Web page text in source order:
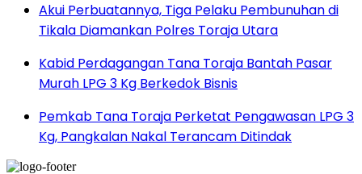
Akui Perbuatannya, Tiga Pelaku Pembunuhan di
Tikala Diamankan Polres Toraja Utara
Kabid Perdagangan Tana Toraja Bantah Pasar
Murah LPG 3 Kg Berkedok Bisnis
Pemkab Tana Toraja Perketat Pengawasan LPG 3
Kg, Pangkalan Nakal Terancam Ditindak